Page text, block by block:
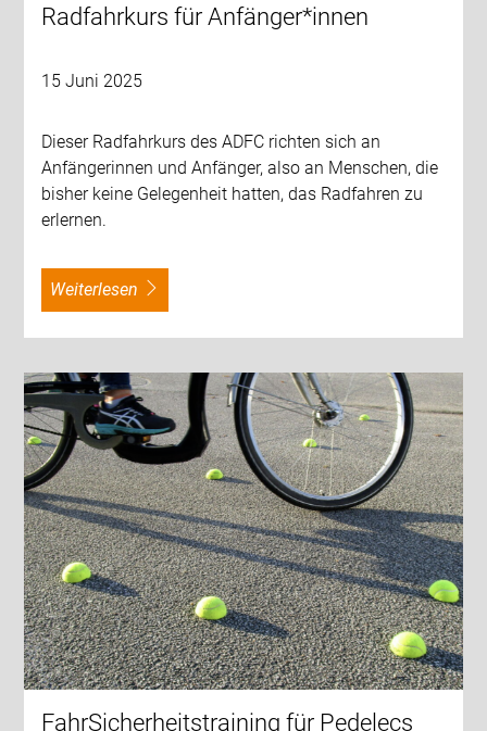
Radfahrkurs für Anfänger*innen
15 Juni 2025
Dieser Radfahrkurs des ADFC richten sich an
Anfängerinnen und Anfänger, also an Menschen, die
bisher keine Gelegenheit hatten, das Radfahren zu
erlernen.
weiterlesen
FahrSicherheitstraining für Pedelecs